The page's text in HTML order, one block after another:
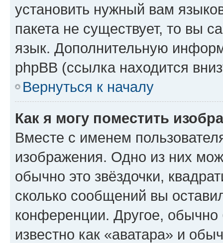
установить нужный вам
пакета не существует, то вы
язык. Дополнительную
phpBB (ссылка находится
Вернуться к началу
Как я могу поместить
Вместе с именем
изображения. Одно из них
обычно это звёздочки,
сколько сообщений вы
конференции. Другое,
известно как «аватара» и